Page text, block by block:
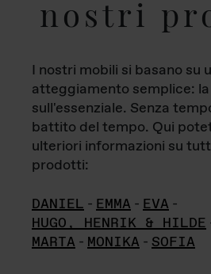
nostri
I nostri mobili si basano su
atteggiamento semplice:
sull'essenziale. Senza
battito del tempo. Qui
ulteriori informazioni su
prodotti:
DANIEL - EMMA - EVA -
HUGO, HENRIK & HILDE
MARTA - MONIKA - SOFIA